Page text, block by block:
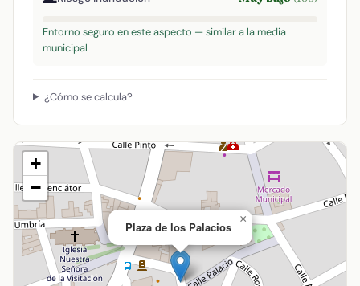
Entorno seguro en este aspecto — similar a la media
municipal
¿Cómo se calcula?
Plaza de los Palacios
×
+
−